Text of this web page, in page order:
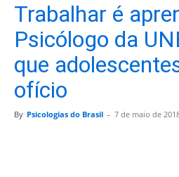
Trabalhar é
Psicólogo da
que
ofício
By Psicologias do Brasil - 7 de maio de